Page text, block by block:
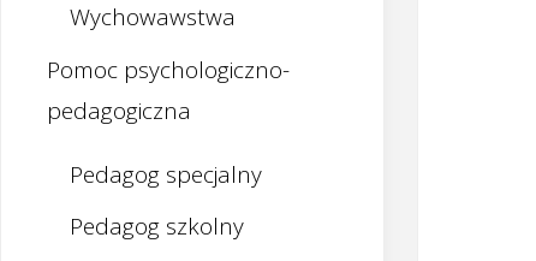
Wychowawstwa
Pomoc psychologiczno-
pedagogiczna
Pedagog specjalny
Pedagog szkolny